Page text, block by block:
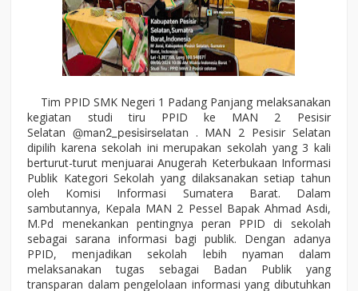
Tim PPID SMK Negeri 1 Padang Panjang melaksanakan
kegiatan studi tiru PPID ke MAN 2 Pesisir
Selatan@man2_pesisirselatan
. MAN 2 Pesisir Selatan
dipilih karena sekolah ini merupakan sekolah yang 3 kali
berturut-turut menjuarai Anugerah Keterbukaan Informasi
Publik Kategori Sekolah yang dilaksanakan setiap tahun
oleh Komisi Informasi Sumatera Barat. Dalam
sambutannya, Kepala MAN 2 Pessel Bapak Ahmad Asdi,
M.Pd menekankan pentingnya peran PPID di sekolah
sebagai sarana informasi bagi publik. Dengan adanya
PPID, menjadikan sekolah lebih nyaman dalam
melaksanakan tugas sebagai Badan Publik yang
transparan dalam pengelolaan informasi yang dibutuhkan